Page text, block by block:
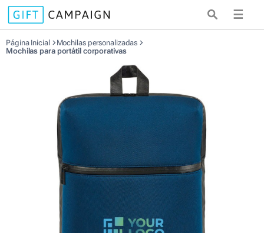
☰
Página Inicial
Mochilas personalizadas
Mochilas para portátil corporativas